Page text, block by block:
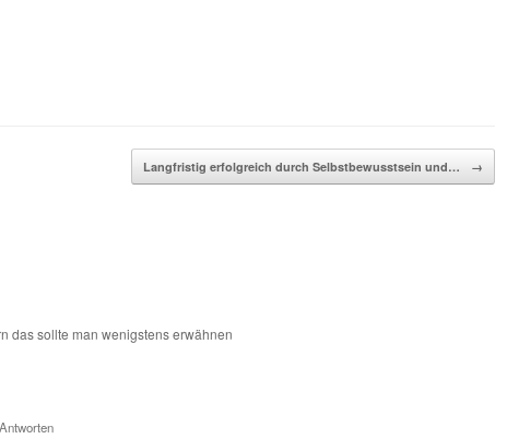
Langfristig erfolgreich durch Selbstbewusstsein und… →
das sollte man wenigstens erwähnen
Antworten